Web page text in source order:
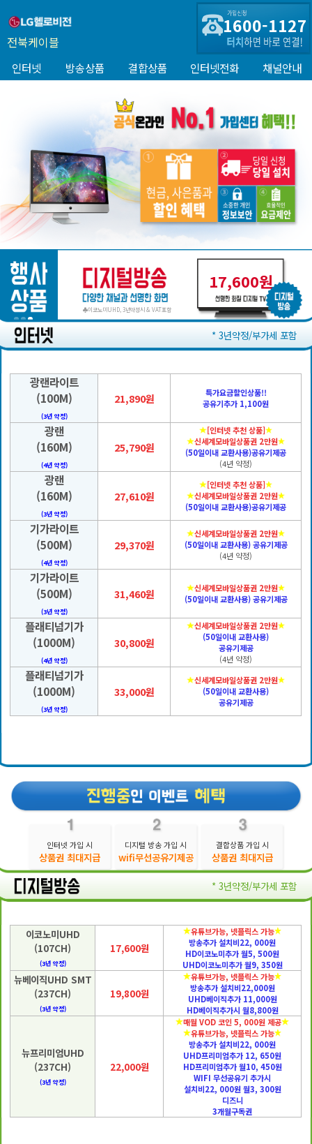
전북케이블
1600-1127
인터넷 방송상품 결합상품 인터넷전화 채널안내
17,600원
♣이코노미UHD, 3년약정시 & VAT포함
* 3년약정/부가세 포함
광랜라이트
(100M)
(3년 약정)
21,890원
특가요금할인상품!!
공유기추가 1,100원
광랜
(160M)
(4년 약정)
25,790원
[인터넷 추천 상품]
신세계모바일상품권 2만원
(50일이내 교환사용)공유기제공
(4년 약정)
광랜
(160M)
(3년 약정)
27,610원
[인터넷 추천 상품]
신세계모바일상품권 2만원
(50일이내 교환사용)공유기제공
기가라이트
(500M)
(4년 약정)
29,370원
신세계모바일상품권 2만원
(50일이내 교환사용) 공유기제공
(4년 약정)
기가라이트
(500M)
(3년 약정)
31,460원
신세계모바일상품권 2만원
(50일이내 교환사용) 공유기제공
플래티넘기가
(1000M)
(4년 약정)
30,800원
신세계모바일상품권 2만원
(50일이내 교환사용)
공유기제공
(4년 약정)
플래티넘기가
(1000M)
(3년 약정)
33,000원
신세계모바일상품권 2만원
(50일이내 교환사용)
공유기제공
인터넷 가입 시
상품권 최대지급
디지털 방송 가입 시
wifi무선공유기제공
결합상품 가입 시
상품권 최대지급
* 3년약정/부가세 포함
이코노미UHD
(107CH)
(3년 약정)
17,600원
유튜브가능, 넷플릭스 가능
방송추가 설치비22, 000원
HD이코노미추가 월5, 500원
UHD이코노미추가 월9, 350원
뉴베이직UHD SMT
(237CH)
(3년 약정)
19,800원
유튜브가능, 넷플릭스 가능
방송추가 설치비22,000원
UHD베이직추가 11,000원
HD베이직추가시 월8,800원
뉴프리미엄UHD
(237CH)
(3년 약정)
22,000원
매월 VOD 코인 5, 000원 제공
유튜브가능, 넷플릭스 가능
방송추가 설치비22, 000원
UHD프리미엄추가 12, 650원
HD프리미엄추가 월10, 450원
WIFI 무선공유기 추가시
설치비22, 000원 월3, 300원
디즈니
3개월구독권